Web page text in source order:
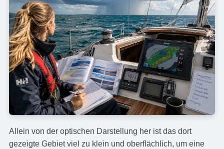
Allein von der optischen Darstellung her ist das dort
gezeigte Gebiet viel zu klein und oberflächlich, um eine